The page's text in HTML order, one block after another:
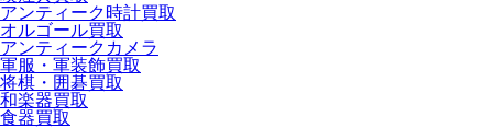
アンティーク時計買取
オルゴール買取
アンティークカメラ
軍服・軍装飾買取
将棋・囲碁買取
和楽器買取
食器買取